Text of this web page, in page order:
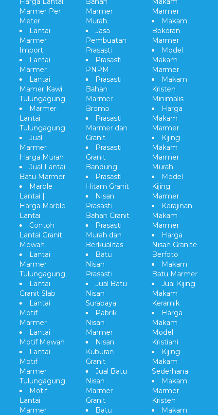
Marmer Per
Meter
Lantai
Marmer
Import
Lantai
Marmer
Lantai
Mamer Kawi
Tulungagung
Marmer
Lantai
Tulungagung
Jual
Marmer
Harga Murah
Jual Lantai
Batu Marmer
Marble
Lantai |
Harga Marble
Lantai
Contoh
Lantai Granit
Mewah
Lantai
Marmer
Tulungagung
Lantai
Granit Slab
Lantai
Motif
Marmer
Lantai
Motif Mewah
Lantai
Motif
Marmer
Tulungagung
Motif
Lantai
Marmer
Marmer
Murah
Jasa
Pembuatan
Prasasti
Prasasti
PNPM
Prasasti
Bahan
Marmer
Bromo
Prasasti
Marmer dan
Granit
Prasasti
Granit
Bandung
Prasasti
Hitam Granit
Nisan
Prasasti
Bahan Granit
Prasasti
Murah dan
Berkualitas
Batu
Nisan
Prasasti
Jual Batu
Nisan
Surabaya
Pabrik
Nisan
Marmer
Nisan
Kuburan
Granit
Jual Batu
Nisan
Marmer
Granit
Batu
Marmer
Makam
Bokoran
Marmer
Model
Makam
Marmer
Makam
Kristen
Minimalis
Harga
Makam
Marmer
Kijing
Makam
Marmer
Murah
Model
Kijing
Marmer
Kerajinan
Makam
Marmer
Harga
Nisan Granite
Berfoto
Makam
Batu Marmer
Jual Kijing
Makam
Keramik
Harga
Makam
Model
Kristiani
Kijing
Makam
Sederhana
Makam
Marmer
Kristen
Makam